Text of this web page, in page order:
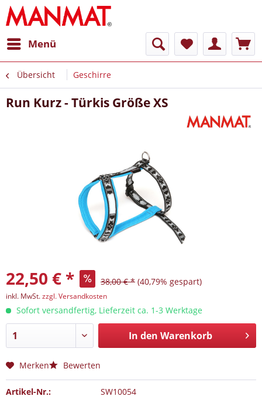
Menü
Übersicht Geschirre
Run Kurz - Türkis Größe XS
22,50 € * 38,00 € * (40,79% gespart)
inkl. MwSt.zzgl. Versandkosten
Sofort versandfertig, Lieferzeit ca. 1-3 Werktage
In den Warenkorb
Merken Bewerten
Artikel-Nr.: SW10054